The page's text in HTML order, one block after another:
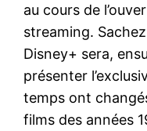
au cours de
streaming.
Disney+ sera,
présenter
temps ont
films des années